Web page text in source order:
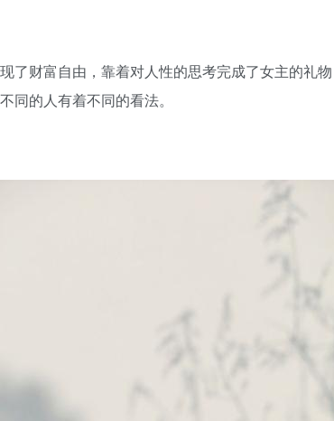
了财富自由，靠着对人性的思考完成了女主的礼
同的人有着不同的看法。